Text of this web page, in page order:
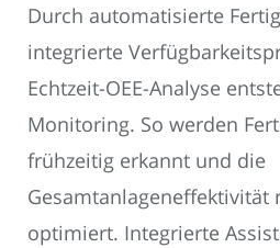
Durch automatisierte
integrierte
Echtzeit-OEE-Analyse
Monitoring. So werden
frühzeitig erkannt und die
Gesamtanlageneffektivität
optimiert. Integrierte